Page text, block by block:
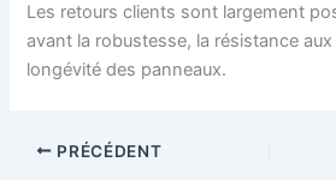
Les retours clients sont largement
avant la robustesse, la résistance
longévité des panneaux.
PRÉCÉDENT